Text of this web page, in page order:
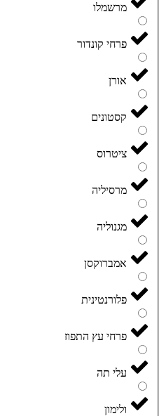
מרשמלו
פרחי קונדור
אורן
קסטונים
ציטרוס
מרסיליה
מגנוליה
אמברוקסן
פלורנטינית
פרחי עץ התפוז
עלי תה
ולימון